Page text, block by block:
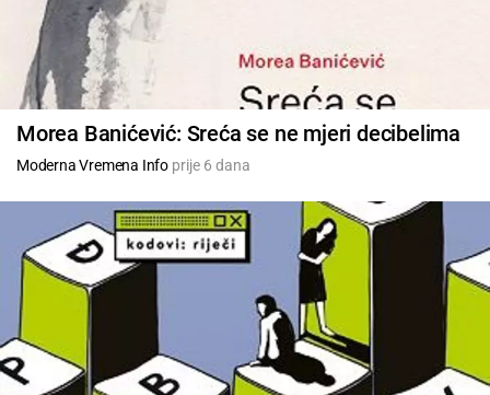
Morea Banićević: Sreća se ne mjeri decibelima
Moderna Vremena Info prije 6 dana